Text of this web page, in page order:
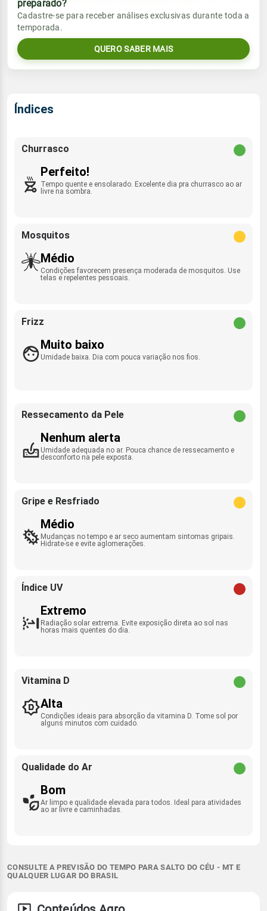
Umidade do ar
44%76%
Rajada de vento
Sol
07:12h às 18:44h
Lua
Chuva
0.0mm
Umidade do ar
Vento
S - 14km/h
Rajada de vento
Sol
preparado?
Cadastre-se para receber análises exclusivas durante toda a
temporada.
QUERO SABER MAIS
Índices
Churrasco
Perfeito!
Tempo quente e ensolarado. Excelente dia pra churrasco ao ar
livre na sombra.
Mosquitos
Médio
Condições favorecem presença moderada de mosquitos. Use
telas e repelentes pessoais.
Frizz
Muito baixo
Umidade baixa. Dia com pouca variação nos fios.
Ressecamento da Pele
Nenhum alerta
Umidade adequada no ar. Pouca chance de ressecamento e
desconforto na pele exposta.
Gripe e Resfriado
Médio
Mudanças no tempo e ar seco aumentam sintomas gripais.
Hidrate-se e evite aglomerações.
Índice UV
Extremo
Radiação solar extrema. Evite exposição direta ao sol nas
horas mais quentes do dia.
Vitamina D
Alta
Condições ideais para absorção da vitamina D. Tome sol por
alguns minutos com cuidado.
Qualidade do Ar
Bom
Ar limpo e qualidade elevada para todos. Ideal para atividades
ao ar livre e caminhadas.
CONSULTE A PREVISÃO DO TEMPO PARA SALTO DO CÉU - MT E
QUALQUER LUGAR DO BRASIL